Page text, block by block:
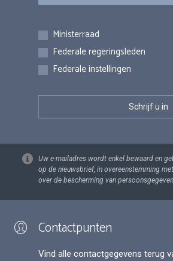
Inschrijvingen
Ministerraad
Federale regeringsleden
Federale instellingen
Uw e-mailadres wordt enkel bewaard en
op de nieuwsbrief, in overeenstemming
over de bescherming van
Contactpunten
Vind alle contactgegevens terug